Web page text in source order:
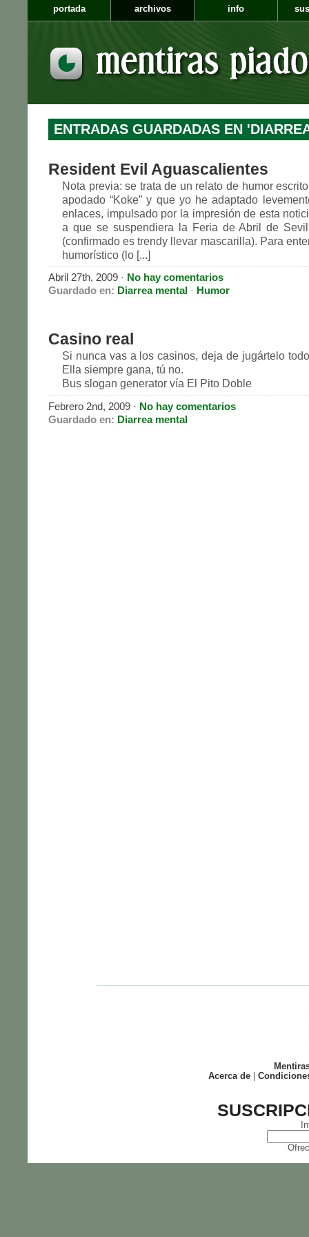
portada archivos info
ENTRADAS GUARDADAS EN
Resident Evil Aguascalientes
Nota previa: se trata de un relato de humor
apodado “Koke” y que yo he adaptado
enlaces, impulsado por la impresión de esta
a que se suspendiera la Feria de Abril de
(confirmado es trendy llevar mascarilla). Para
humorístico (lo [...]
Abril 27th, 2009 · No hay comentarios
Guardado en: Diarrea mental · Humor
Casino real
Si nunca vas a los casinos, deja de jugártelo
Ella siempre gana, tú no.
Bus slogan generator vía El Pito Doble
Febrero 2nd, 2009 · No hay comentarios
Guardado en: Diarrea mental
Acerca de